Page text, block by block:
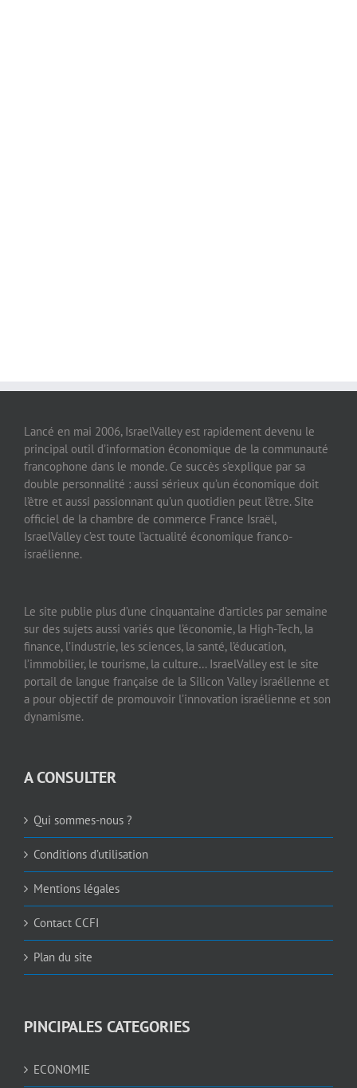
Lancé en mai 2006, IsraelValley est rapidement devenu le
principal outil d’information économique de la communauté
francophone dans le monde. Ce succès s’explique par sa
double personnalité : aussi sérieux qu’un économique doit
l’être et aussi passionnant qu’un quotidien peut l’être. Site
officiel de la chambre de commerce France Israël,
IsraelValley c’est toute l’actualité économique franco-
israélienne.
Le site publie plus d’une cinquantaine d’articles par semaine
sur des sujets aussi variés que l’économie, la High-Tech, la
finance, l’industrie, les sciences, la santé, l’éducation,
l’immobilier, le tourisme, la culture… IsraelValley est le site
portail de langue française de la Silicon Valley israélienne et
a pour objectif de promouvoir l’innovation israélienne et son
dynamisme.
A CONSULTER
Qui sommes-nous ?
Conditions d’utilisation
Mentions légales
Contact CCFI
Plan du site
PINCIPALES CATEGORIES
ECONOMIE